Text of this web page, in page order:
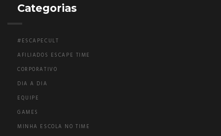
Categorias
#ESCAPECULT
AFILIADOS ESCAPE TIME
CORPORATIVO
DIA A DIA
EQUIPE
GAMES
MINHA ESCOLA NO TIME